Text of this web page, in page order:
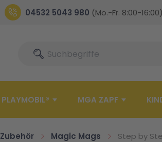
04532 5043 980 (Mo.-Fr. 8:00-16:00)
SucheSuche
PLAYMOBIL® MGA ZAPF
Zubehör Magic Mags Step by